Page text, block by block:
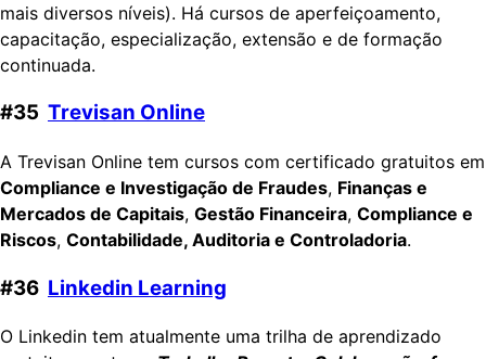
mais diversos níveis). Há cursos de aperfeiçoamento,
capacitação, especialização, extensão e de formação
continuada.
#35 Trevisan Online
A Trevisan Online tem cursos com certificado gratuitos em
Compliance e Investigação de Fraudes, Finanças e
Mercados de Capitais, Gestão Financeira, Compliance e
Riscos, Contabilidade, Auditoria e Controladoria.
#36 Linkedin Learning
O Linkedin tem atualmente uma trilha de aprendizado